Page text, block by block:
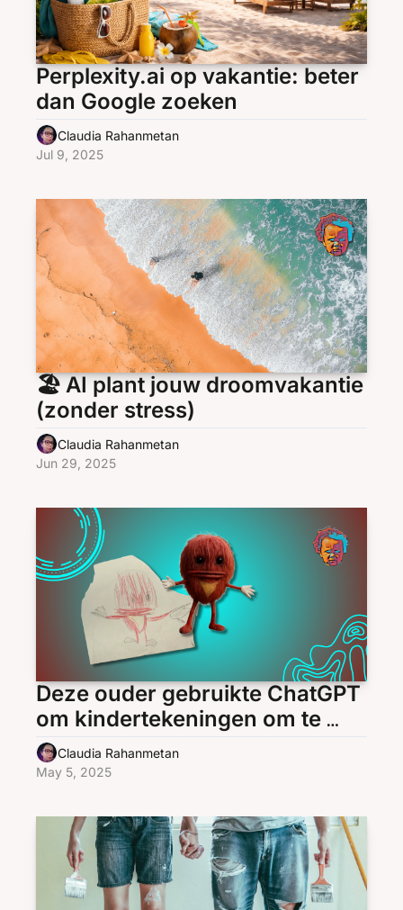
Perplexity.ai op vakantie: beter
dan Google zoeken
Claudia Rahanmetan
Jul 9, 2025
🏖️ AI plant jouw droomvakantie
(zonder stress)
Claudia Rahanmetan
Jun 29, 2025
Deze ouder gebruikte ChatGPT
om kindertekeningen om te
toveren – en het resultaat is
magisch
Claudia Rahanmetan
May 5, 2025